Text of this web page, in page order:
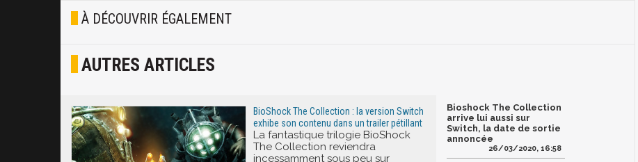
Joyeux
À DÉCOUVRIR ÉGALEMENT
AUTRES ARTICLES
BioShock The Collection : la version Switch
exhibe son contenu dans un trailer pétillant
La fantastique trilogie BioShock
The Collection reviendra
incessamment sous peu sur
Bioshock The Collection
arrive lui aussi sur
Switch, la date de sortie
annoncée
26/03/2020, 16:58